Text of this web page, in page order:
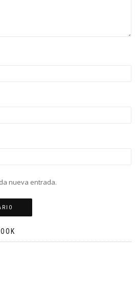
nueva entrada.